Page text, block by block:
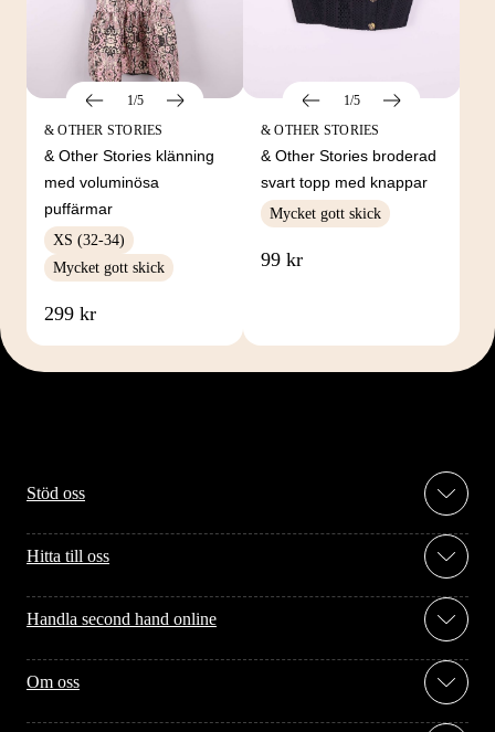
1/5
& OTHER STORIES
& Other Stories klänning
med voluminösa
puffärmar
XS (32-34)
Mycket gott skick
299 kr
1/5
& OTHER STORIES
& Other Stories broderad
svart topp med knappar
Mycket gott skick
99 kr
Stöd oss
Hitta till oss
Handla second hand online
Om oss